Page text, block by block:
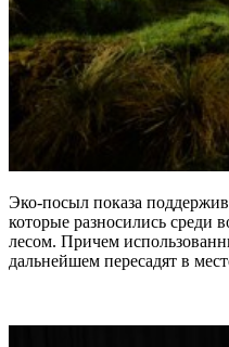
Эко-посыл показа
которые разносились среди
лесом. Причем
дальнейшем пересадят в